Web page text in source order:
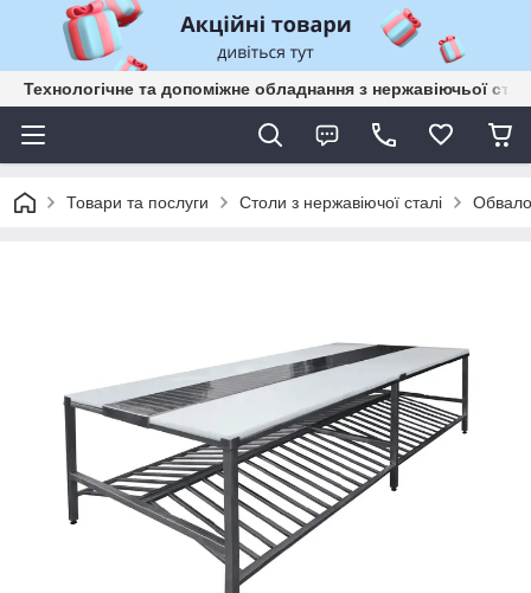
Технологічне та допоміжне обладнання з нержавіючьої
Товари та послуги Столи з нержавіючої сталі